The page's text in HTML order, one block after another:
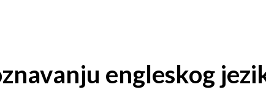
engleskog